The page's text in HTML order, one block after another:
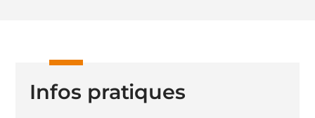
Infos pratiques